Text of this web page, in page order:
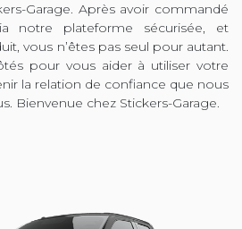
Garage. Après avoir commandé
notre plateforme sécurisée, et
vous n’êtes pas seul pour autant.
pour vous aider à utiliser votre
la relation de confiance que nous
Bienvenue chez Stickers-Garage.